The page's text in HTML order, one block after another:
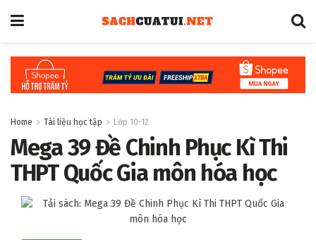
Home Tài liệu học tập Lớp 10-12
Mega 39 Đề Chinh Phục Kì Thi
THPT Quốc Gia môn hóa học